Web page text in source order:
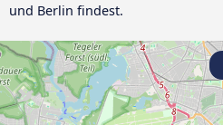
und Berlin findest.